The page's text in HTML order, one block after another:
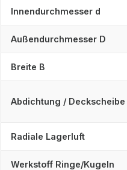
Innendurchmesser d
Außendurchmesser D
Breite B
Abdichtung / Deckscheibe
Radiale Lagerluft
Werkstoff Ringe/Kugeln